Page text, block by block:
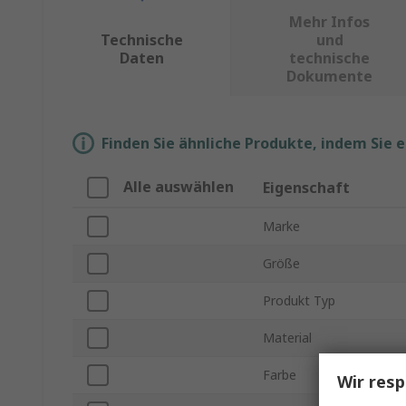
Technische
Daten
Mehr Infos
und
technische
Dokumente
Finden Sie ähnliche Produkte, indem
Alle auswählen Eigenschaft
Marke
Größe
Produkt Typ
Material
Farbe Wir